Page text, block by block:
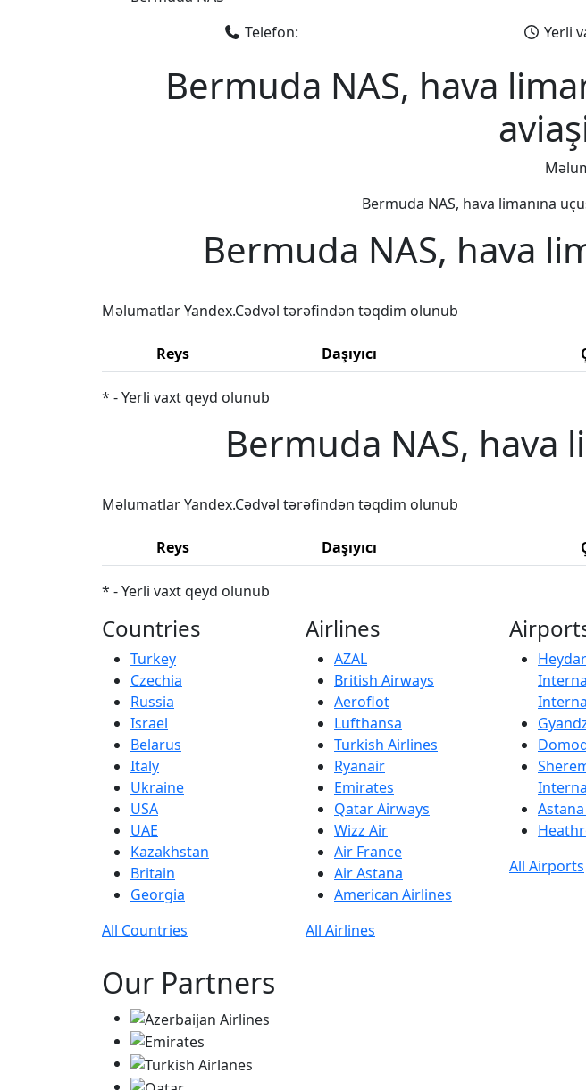
Telefon:
Yerli
Bermuda NAS, hava
Bermuda NAS, hava limanına
Bermuda NAS, hava
Məlumatlar Yandex.Cədvəl tərəfindən təqdim olunub
Reys Daşıyıcı
* - Yerli vaxt qeyd olunub
Bermuda NAS, hava
Məlumatlar Yandex.Cədvəl tərəfindən təqdim olunub
Reys Daşıyıcı
* - Yerli vaxt qeyd olunub
Countries
Turkey
Czechia
Russia
Israel
Belarus
Italy
Ukraine
USA
UAE
Kazakhstan
Britain
Georgia
All Countries
Airlines
AZAL
British Airways
Aeroflot
Lufthansa
Turkish Airlines
Ryanair
Emirates
Qatar Airways
Wizz Air
Air France
Air Astana
American Airlines
All Airlines
All Airports
Our Partners